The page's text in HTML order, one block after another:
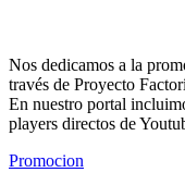
Nos dedicamos a la
través de Proyecto
En nuestro portal
players directos de
Promocion